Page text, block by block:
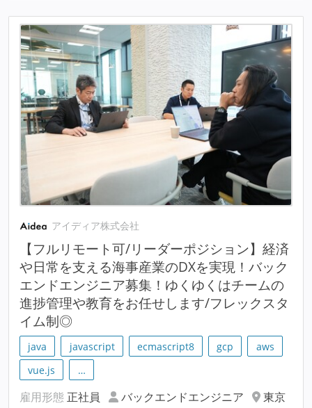
アイディア株式会社
【フルリモート可/リーダーポジション】経済
や日常を支える海事産業のDXを実現！バック
エンドエンジニア募集！ゆくゆくはチームの
進捗管理や教育をお任せします/フレックスタ
イム制◎
java javascript ecmascript8 gcp
aws
vue.js
…
雇用形態 正社員 バックエンドエンジニア
東京